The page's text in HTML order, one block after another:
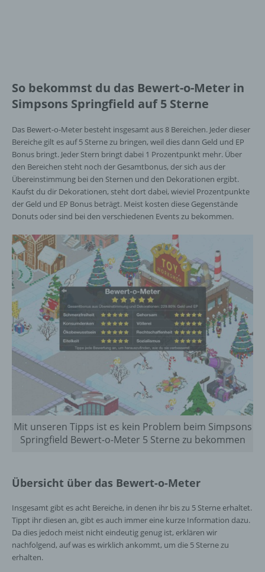
So bekommst du das Bewert-o-Meter in
Simpsons Springfield auf 5 Sterne
Das Bewert-o-Meter besteht insgesamt aus 8 Bereichen. Jeder dieser
Bereiche gilt es auf 5 Sterne zu bringen, weil dies dann Geld und EP
Bonus bringt. Jeder Stern bringt dabei 1 Prozentpunkt mehr. Über
den Bereichen steht noch der Gesamtbonus, der sich aus der
Übereinstimmung bei den Sternen und den Dekorationen ergibt.
Kaufst du dir Dekorationen, steht dort dabei, wieviel Prozentpunkte
der Geld und EP Bonus beträgt. Meist kosten diese Gegenstände
Donuts oder sind bei den verschiedenen Events zu bekommen.
Mit unseren Tipps ist es kein Problem beim Simpsons
Springfield Bewert-o-Meter 5 Sterne zu bekommen
Übersicht über das Bewert-o-Meter
Insgesamt gibt es acht Bereiche, in denen ihr bis zu 5 Sterne erhaltet.
Tippt ihr diesen an, gibt es auch immer eine kurze Information dazu.
Da dies jedoch meist nicht eindeutig genug ist, erklären wir
nachfolgend, auf was es wirklich ankommt, um die 5 Sterne zu
erhalten.